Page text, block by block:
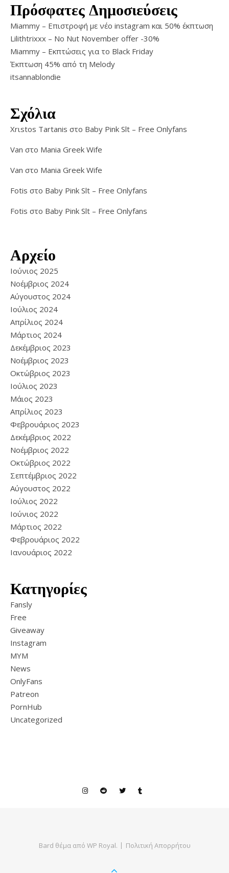
Πρόσφατες Δημοσιεύσεις
Miammy – Επιστροφή με νέο instagram και 50% έκπτωση
Lilithtrixxx – No Nut November offer -30%
Miammy – Εκπτώσεις για το Black Friday
Έκπτωση 45% από τη Melody
itsannablondie
Σχόλια
Xrιstos Tartanis στο Baby Pink Slt – Free Onlyfans
Van στο Mania Greek Wife
Van στο Mania Greek Wife
Fotis στο Baby Pink Slt – Free Onlyfans
Fotis στο Baby Pink Slt – Free Onlyfans
Αρχείο
Ιούνιος 2025
Νοέμβριος 2024
Αύγουστος 2024
Ιούλιος 2024
Απρίλιος 2024
Μάρτιος 2024
Δεκέμβριος 2023
Νοέμβριος 2023
Οκτώβριος 2023
Ιούλιος 2023
Μάιος 2023
Απρίλιος 2023
Φεβρουάριος 2023
Δεκέμβριος 2022
Νοέμβριος 2022
Οκτώβριος 2022
Σεπτέμβριος 2022
Αύγουστος 2022
Ιούλιος 2022
Ιούνιος 2022
Μάρτιος 2022
Φεβρουάριος 2022
Ιανουάριος 2022
Κατηγορίες
Fansly
Free
Giveaway
Instagram
MYM
News
OnlyFans
Patreon
PornHub
Uncategorized
Bard θέμα από WP Royal. Πολιτική Απορρήτου